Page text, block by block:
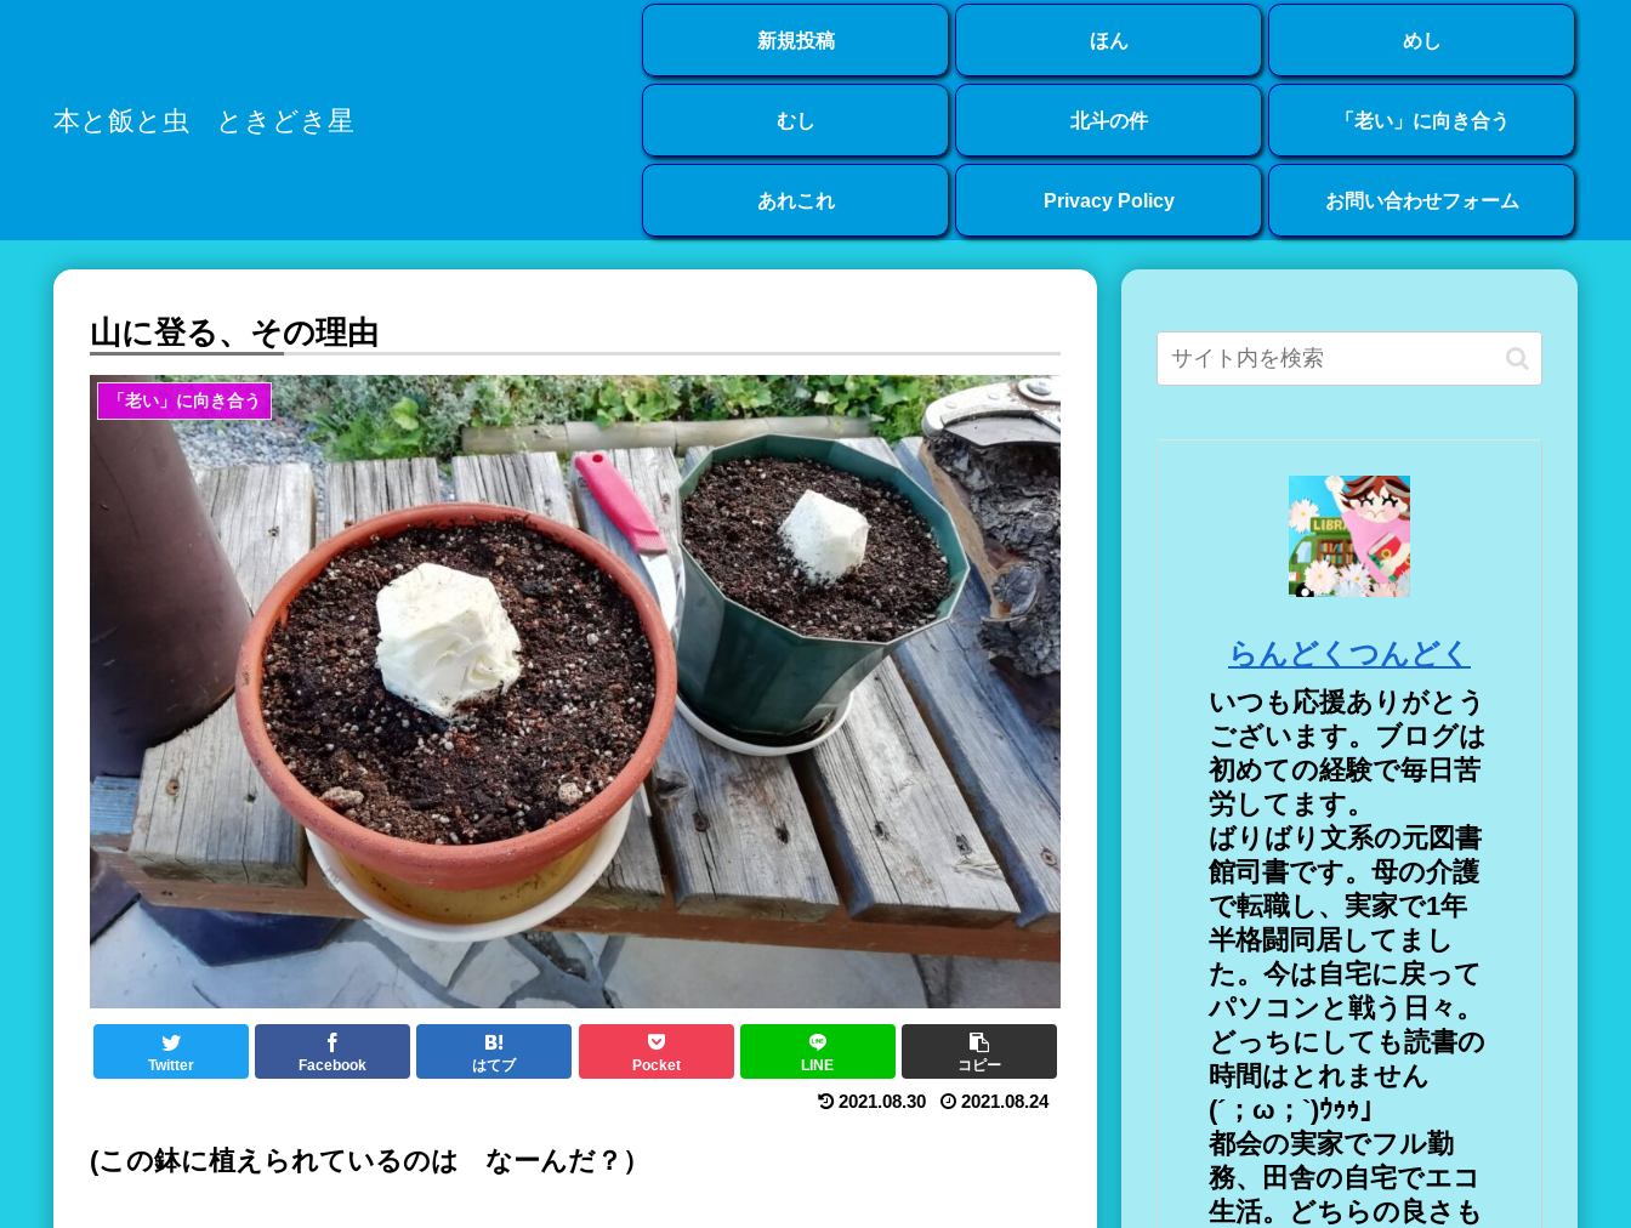
本と飯と虫 ときどき星
新規投稿 ほん めし
むし 北斗の件 「老い」に向き合う
あれこれ Privacy Policy お問い合わせフォーム
山に登る、その理由
「老い」に向き合う
Twitter Facebook はてブ Pocket LINE コピー
2021.08.30 2021.08.24
(この鉢に植えられているのは なーんだ？）
らんどくつんどく
いつも応援ありがとう
ございます。ブログは
初めての経験で毎日苦
労してます。
ばりばり文系の元図書
館司書です。母の介護
で転職し、実家で1年
半格闘同居してまし
た。今は自宅に戻って
パソコンと戦う日々。
どっちにしても読書の
時間はとれません
(´；ω；`)ｳｩｩ」
都会の実家でフル勤
務、田舎の自宅でエコ
生活。どちらの良さも